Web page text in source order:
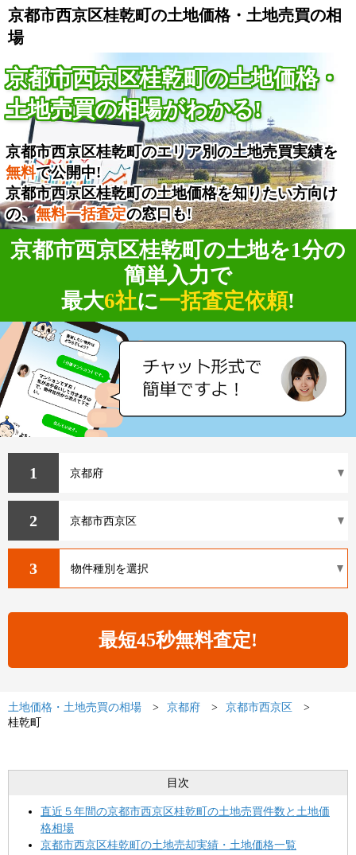
京都市西京区桂乾町の土地価格・土地売買の相
場
京都市西京区桂乾町の土地価格・
土地売買の相場がわかる!
京都市西京区桂乾町のエリア別の土地売買実績を
無料で公開中!
京都市西京区桂乾町の土地価格を知りたい方向け
の、無料一括査定の窓口も!
京都市西京区桂乾町の土地を1分の
簡単入力で
最大6社に一括査定依頼!
1
2
3
土地価格・土地売買の相場 京都府
京都市西京区
桂乾町
目次
直近５年間の京都市西京区桂乾町の土地売買件数と土地価
格相場
京都市西京区桂乾町の土地売却実績・土地価格一覧